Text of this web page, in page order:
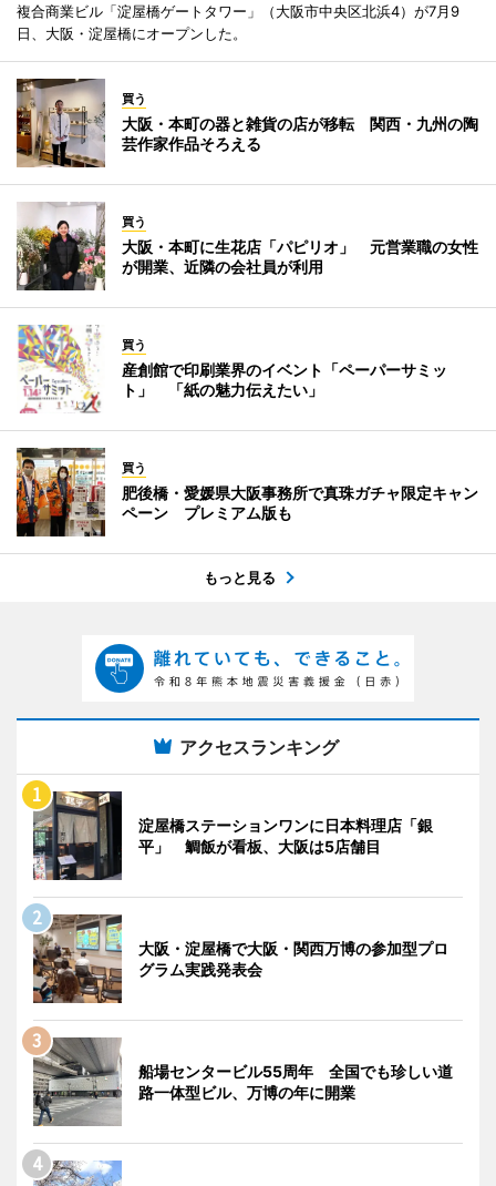
複合商業ビル「淀屋橋ゲートタワー」（大阪市中央区北浜4）が7月9
日、大阪・淀屋橋にオープンした。
買う
大阪・本町の器と雑貨の店が移転 関西・九州の陶
芸作家作品そろえる
買う
大阪・本町に生花店「パピリオ」 元営業職の女性
が開業、近隣の会社員が利用
買う
産創館で印刷業界のイベント「ペーパーサミッ
ト」 「紙の魅力伝えたい」
買う
肥後橋・愛媛県大阪事務所で真珠ガチャ限定キャン
ペーン プレミアム版も
もっと見る
アクセスランキング
淀屋橋ステーションワンに日本料理店「銀
平」 鯛飯が看板、大阪は5店舗目
大阪・淀屋橋で大阪・関西万博の参加型プロ
グラム実践発表会
船場センタービル55周年 全国でも珍しい道
路一体型ビル、万博の年に開業